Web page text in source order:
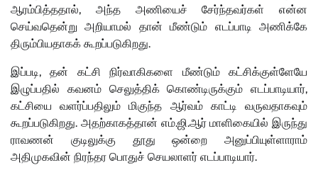
ஆரம்பித்ததால், அந்த அணியைச் சேர்ந்தவர்கள் என்ன
செய்வதென்று அறியாமல் தான் மீண்டும் எடப்பாடி அணிக்கே
திரும்பியதாகக் கூறப்படுகிறது.
இப்படி, தன் கட்சி நிர்வாகிகளை மீண்டும் கட்சிக்குள்ளேயே
இழுப்பதில் கவனம் செலுத்திக் கொண்டிருக்கும் எடப்பாடியார்,
கட்சியை வளர்ப்பதிலும் மிகுந்த ஆர்வம் காட்டி வருவதாகவும்
கூறப்படுகிறது. அதற்காகத்தான் எம்.ஜி.ஆர் மாளிகையில் இருந்து
ராவணன் குடிலுக்கு தூது ஒன்றை அனுப்பியுள்ளாராம்
அதிமுகவின் நிரந்தர பொதுச் செயலாளர் எடப்பாடியார்.